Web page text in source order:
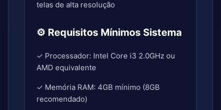
telas de alta resolução
⚙️ Requisitos Mínimos Sistema
✓ Processador: Intel Core i3 2.0GHz ou
AMD equivalente
✓ Memória RAM: 4GB mínimo (8GB
recomendado)